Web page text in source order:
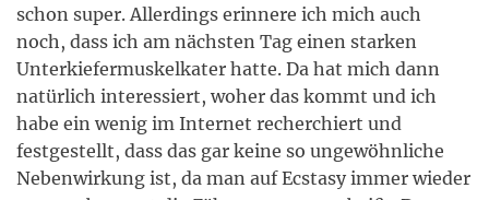
schon super. Allerdings erinnere ich mich auch
noch, dass ich am nächsten Tag einen starken
Unterkiefermuskelkater hatte. Da hat mich dann
natürlich interessiert, woher das kommt und ich
habe ein wenig im Internet recherchiert und
festgestellt, dass das gar keine so ungewöhnliche
Nebenwirkung ist, da man auf Ecstasy immer wieder